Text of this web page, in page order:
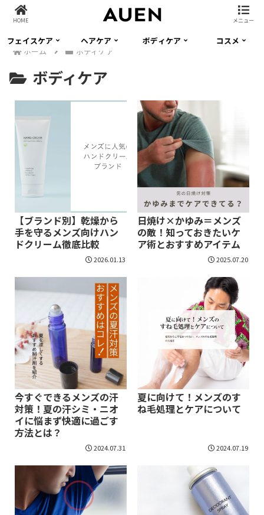
フェイスケア ヘアケア ボディケア
コスメ
ホーム
ボディケア
ボディケア
【ブランド別】乾燥から
手を守るメンズ向けハン
ドクリーム徹底比較
2026.01.13
日焼け×かゆみ＝メンズ
の敵！知っておきたいケ
ア術とおすすめアイテム
2025.07.20
今すぐできるメンズの汗
対策！夏の汗シミ・ニオ
イに悩まず快適に過ごす
方法とは？
2024.07.31
夏に向けて！メンズのす
ね毛処理とケアについて
2024.07.19
HOME メニュー